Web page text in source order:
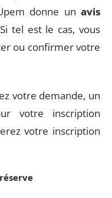
donne un avis
tel est le cas, vous
ou confirmer votre
votre demande, un
votre inscription
votre inscription